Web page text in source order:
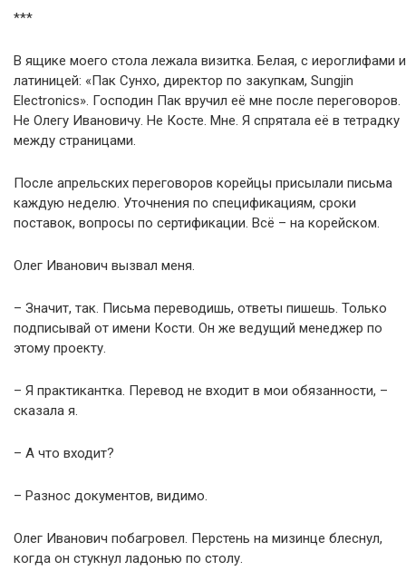
***
В ящике моего стола лежала визитка. Белая, с иероглифами и
латиницей: «Пак Сунхо, директор по закупкам, Sungjin
Electronics». Господин Пак вручил её мне после переговоров.
Не Олегу Ивановичу. Не Косте. Мне. Я спрятала её в тетрадку
между страницами.
После апрельских переговоров корейцы присылали письма
каждую неделю. Уточнения по спецификациям, сроки
поставок, вопросы по сертификации. Всё – на корейском.
Олег Иванович вызвал меня.
– Значит, так. Письма переводишь, ответы пишешь. Только
подписывай от имени Кости. Он же ведущий менеджер по
этому проекту.
– Я практикантка. Перевод не входит в мои обязанности, –
сказала я.
– А что входит?
– Разнос документов, видимо.
Олег Иванович побагровел. Перстень на мизинце блеснул,
когда он стукнул ладонью по столу.